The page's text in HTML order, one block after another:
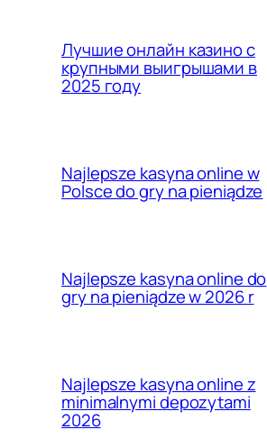
Лучшие онлайн казино с
крупными выигрышами в
2025 году
Najlepsze kasyna online w
Polsce do gry na pieniądze
Najlepsze kasyna online do
gry na pieniądze w 2026 r
Najlepsze kasyna online z
minimalnymi depozytami
2026